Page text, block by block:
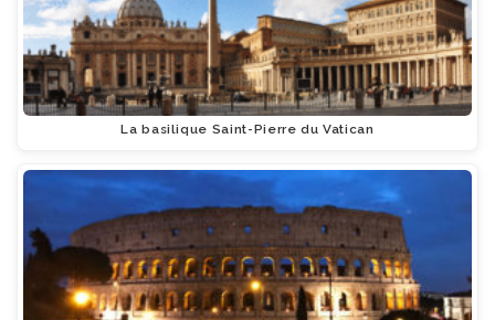
La basilique Saint-Pierre du Vatican